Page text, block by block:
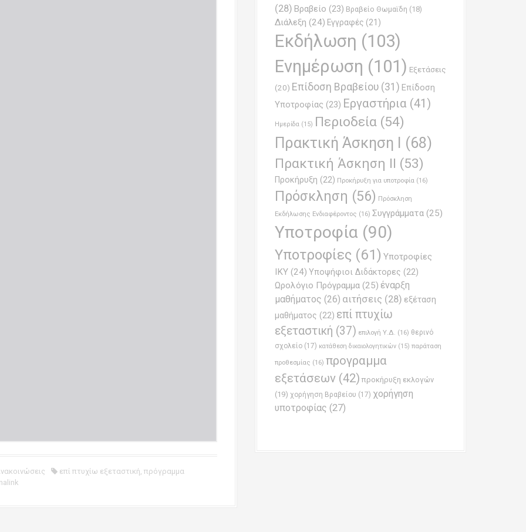
επί πτυχίω εξεταστική πρόγραμμα
(28) Βραβείο (23) Βραβείο Θωμαϊδη (18)
Διάλεξη (24) Εγγραφές (21)
Εκδήλωση (103)
Ενημέρωση (101) Εξετάσεις
(20) Επίδοση Βραβείου (31) Επίδοση
Υποτροφίας (23) Εργαστήρια (41)
Ημερίδα (15) Περιοδεία (54)
Πρακτική Άσκηση Ι (68)
Πρακτική Άσκηση ΙΙ (53)
Προκήρυξη (22) Προκήρυξη για υποτροφία (16)
Πρόσκληση (56) Πρόσκληση
Εκδήλωσης Ενδιαφέροντος (16) Συγγράμματα (25)
Υποτροφία (90)
Υποτροφίες (61) Υποτροφίες
ΙΚΥ (24) Υποψήφιοι Διδάκτορες (22)
Ωρολόγιο Πρόγραμμα (25) έναρξη
μαθήματος (26) αιτήσεις (28) εξέταση
μαθήματος (22) επί πτυχίω
εξεταστική (37) επιλογή Υ.Δ. (16) θερινό
σχολείο (17) κατάθεση δικαιολογητικών (15) παράταση
προθεσμίας (16) προγραμμα
εξετάσεων (42) προκήρυξη εκλογών
(19) χορήγηση Βραβείου (17) χορήγηση
υποτροφίας (27)